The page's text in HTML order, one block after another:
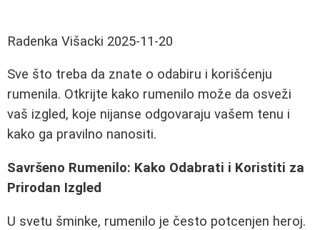
Radenka Višacki 2025-11-20
Sve što treba da znate o odabiru i korišćenju
rumenila. Otkrijte kako rumenilo može da osveži
vaš izgled, koje nijanse odgovaraju vašem tenu i
kako ga pravilno nanositi.
Savršeno Rumenilo: Kako Odabrati i Koristiti za
Prirodan Izgled
U svetu šminke, rumenilo je često potcenjen heroj.